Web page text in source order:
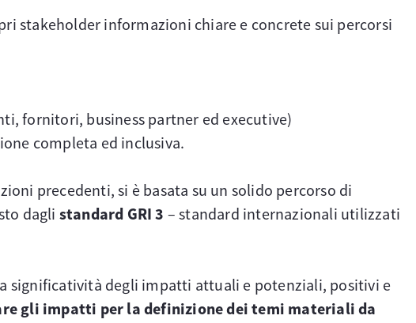
stakeholder informazioni chiare e concrete sui percorsi
fornitori, business partner ed executive)
completa ed inclusiva.
precedenti, si è basata su un solido percorso di
dagli standard GRI 3 – standard internazionali utilizzati
significatività degli impatti attuali e potenziali, positivi e
gli impatti per la definizione dei temi materiali da